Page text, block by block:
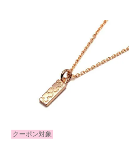
クーポン対象